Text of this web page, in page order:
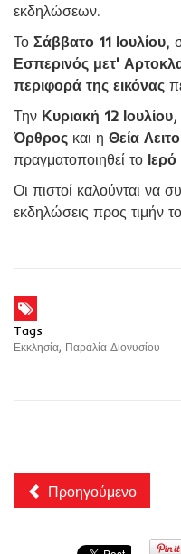
εκδηλώσεων.
Το Σάββατο 11 Ιουλίου,
Εσπερινός μετ'
περιφορά της εικόνας
Την Κυριακή 12 Ιουλίου,
Όρθρος και η Θεία
πραγματοποιηθεί το
Οι πιστοί καλούνται να
εκδηλώσεις προς τιμήν
Tags
Εκκλησία, Παραλία Διονυσίου
Προηγούμενο